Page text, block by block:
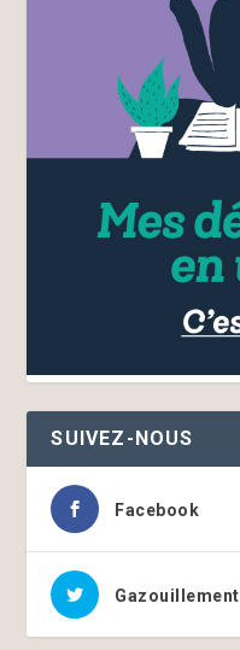
SUIVEZ-NOUS
Facebook
Gazouillement